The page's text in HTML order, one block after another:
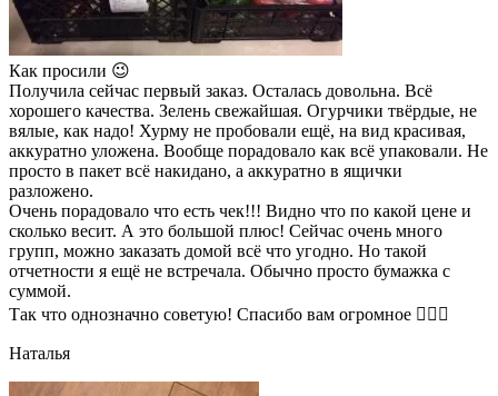
Как просили 😉
Получила сейчас первый заказ. Осталась довольна. Всё
хорошего качества. Зелень свежайшая. Огурчики твёрдые, не
вялые, как надо! Хурму не пробовали ещё, на вид красивая,
аккуратно уложена. Вообще порадовало как всё упаковали. Не
просто в пакет всё накидано, а аккуратно в ящички
разложено.
Очень порадовало что есть чек!!! Видно что по какой цене и
сколько весит. А это большой плюс! Сейчас очень много
групп, можно заказать домой всё что угодно. Но такой
отчетности я ещё не встречала. Обычно просто бумажка с
суммой.
Так что однозначно советую! Спасибо вам огромное 👍🏼🌺
Наталья